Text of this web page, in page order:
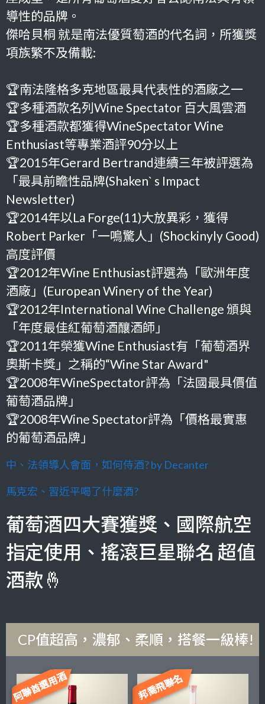
導性的品牌。
傑哈貝桐 就是南法優質萄酒的代名詞，所獲獎
項族繁不及備載:
🏆南法隆格多克地區最具代表性的酒廠之一
🏆多種酒款名列Wine Spectator 百大風雲酒
🏆多種酒款都獲得WineSpectator Wine
Enthusiast等專業酒評90分以上
🏆2015年Gerard Bertrand連續三年被評選為
「最具前瞻性品牌(Shaken` s Impact
Newsletter)
🏆2014年以La Forge(11)大放異彩，獲得
Robert Parker「一鳴驚人」(Shockinyly Good)
高度評價
🏆2012年Wine Enthusiast評選為「歐洲年度
酒廠」(European Winery of the Year)
🏆2012年International Wine Challenge 頒與
「年度最佳紅葡萄酒釀酒師」
🏆2011年榮獲Wine Enthusiast有「葡萄酒界
奧斯卡獎」之稱的“Wine Star Award"
🏆2008年WineSpectator評為「法國最具價值
葡萄酒品牌」
🏆2008年Wine Spectator評為「價格最實惠
的葡萄酒品牌」
中、法領導人會面，如何侍酒? by Decanter
馬克宏、習近平喝了什麼酒?
葡萄酒四大賽獲獎、國際航空
指定使用、搖滾巨星聯名 超值
酒款🤞
CP值超高，濃郁、柔順，搭餐一級棒!
阿聯酋選用酒 邦喬飛聯名